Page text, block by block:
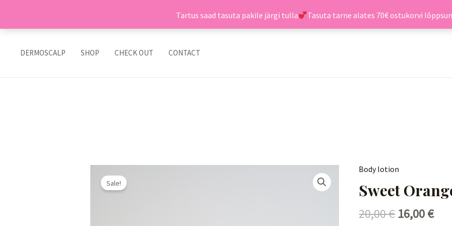
Tartus saad tasuta pakile järgi tulla Tasuta tarne alates 70€ ostukorvi
DERMOSCALP SHOP CHECK OUT CONTACT
Sale!
Body lotion
Sweet
20,00€
Original
price
was:
20,00 €.
16,00€
is:
Sweet
Orange
250ml